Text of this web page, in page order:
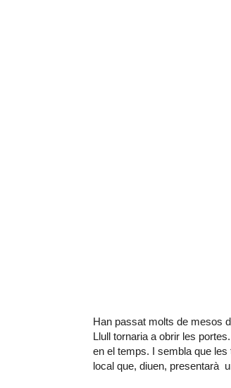
Han passat molts de mesos
Llull tornaria a obrir les
en el temps. I sembla que
local que, diuen, presentarà